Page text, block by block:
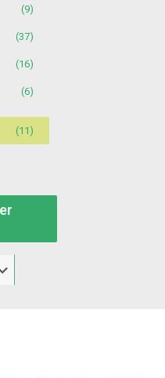
(9)
(37)
(16)
(6)
(11)